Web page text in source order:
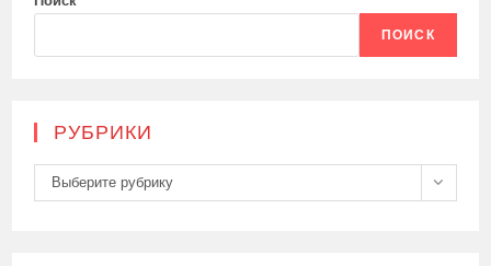
ПОИСК
РУБРИКИ
Рубрики
Выберите рубрику